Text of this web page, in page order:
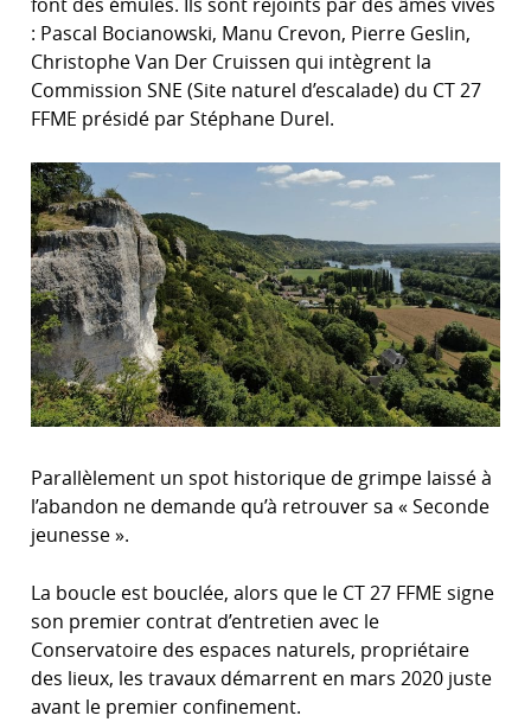
: Pascal Bocianowski, Manu Crevon, Pierre Geslin,
Christophe Van Der Cruissen qui intègrent la
Commission SNE (Site naturel d’escalade) du CT 27
FFME présidé par Stéphane Durel.
Parallèlement un spot historique de grimpe laissé à
l’abandon ne demande qu’à retrouver sa « Seconde
jeunesse ».
La boucle est bouclée, alors que le CT 27 FFME signe
son premier contrat d’entretien avec le
Conservatoire des espaces naturels, propriétaire
des lieux, les travaux démarrent en mars 2020 juste
avant le premier confinement.